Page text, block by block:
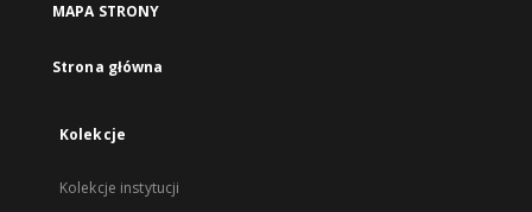
MAPA STRONY
Strona główna
Kolekcje
Kolekcje instytucji